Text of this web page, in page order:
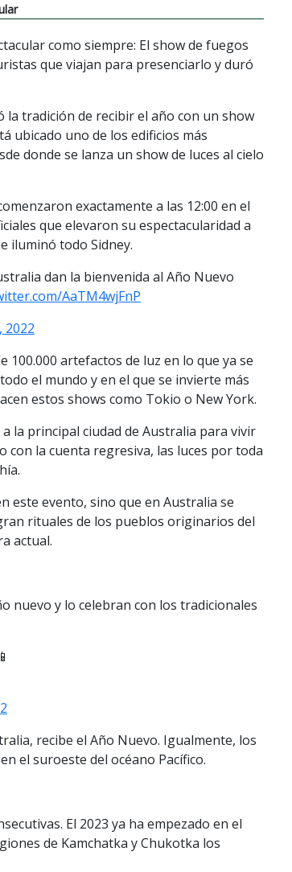
como siempre: El show de fuegos
que viajan para presenciarlo y duró
la tradición de recibir el año con un show
ubicado uno de los edificios más
donde se lanza un show de luces al cielo
exactamente a las 12:00 en el
que elevaron su espectacularidad a
iluminó todo Sidney.
dan la bienvenida al Año Nuevo
AaTM4wjFnP
2022
artefactos de luz en lo que ya se
el mundo y en el que se invierte más
estos shows como Tokio o New York.
la principal ciudad de Australia para vivir
la cuenta regresiva, las luces por toda
este evento, sino que en Australia se
rituales de los pueblos originarios del
actual.
nuevo y lo celebran con los tradicionales
📱
recibe el Año Nuevo. Igualmente, los
el suroeste del océano Pacífico.
El 2023 ya ha empezado en el
de Kamchatka y Chukotka los